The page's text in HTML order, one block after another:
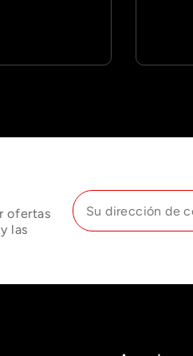
ofertas
las